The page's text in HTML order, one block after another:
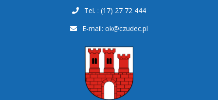
Tel. : (17) 27 72 444
E-mail: ok@czudec.pl